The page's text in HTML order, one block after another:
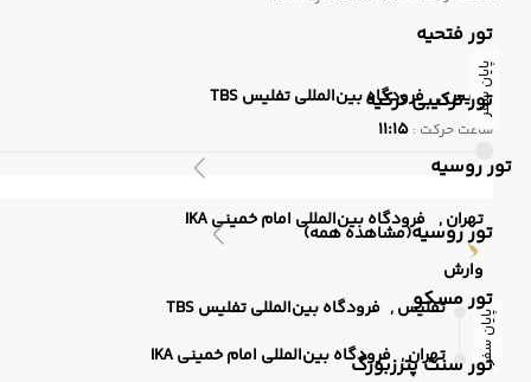
تور فتحیه
تور ترکیبی ترکیه
تور روسیه
تور روسیه(مشاهده همه)
تور مسکو
تور سنت پترزبورگ
پایان سفر
تفلیس , فرودگاه بین‌المللی تفلیس TBS
ساعت حرکت : 11:15
تهران , فرودگاه بین‌المللی امام خمینی IKA
وارش
پایان سفر تفلیس , فرودگاه بین‌المللی تفلیس TBS
تهران , فرودگاه بین‌المللی امام خمینی IKA